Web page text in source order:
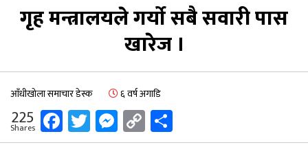
गृह मन्त्रालयले गर्याे सबै सवारी पास
खारेज ।
आँधीखोला समाचार डेस्क ६ वर्ष अगाडि
225
Shares Facebook
Twitter
Messenger
Copy
Link